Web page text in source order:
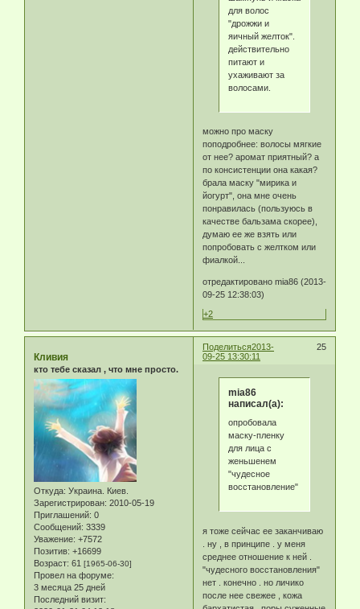
для волос
"дрожжи и
яичный желток".
действительно
питают и
ухаживают за
волосами.
можно про маску
поподробнее: волосы мягкие
от нее? аромат приятный? а
по консистенции она какая?
брала маску "мирика и
йогурт", она мне очень
понравилась (пользуюсь в
качестве бальзама скорее),
думаю ее же взять или
попробовать с желтком или
фиалкой...
отредактировано mia86 (2013-
09-25 12:38:03)
+2
Поделиться 25
2013-
09-25 13:30:11
Кливия
кто тебе сказал , что мне просто.
Откуда: Украина. Киев.
Зарегистрирован: 2010-05-19
Приглашений: 0
Сообщений: 3339
Уважение: +7572
Позитив: +16699
Возраст: 61 [1965-06-30]
Провел на форуме:
3 месяца 25 дней
Последний визит:
mia86
написал(а):
опробовала
маску-пленку
для лица с
женьшенем
"чудесное
восстановление"
я тоже сейчас ее заканчиваю
. ну , в принципе . у меня
среднее отношение к ней .
"чудесного восстановления"
нет . конечно . но личико
после нее свежее , кожа